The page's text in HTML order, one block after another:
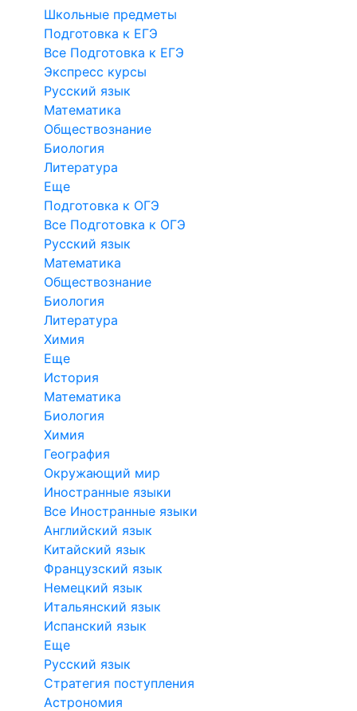
Школьные предметы
Подготовка к ЕГЭ
Все Подготовка к ЕГЭ
Экспресс курсы
Русский язык
Математика
Обществознание
Биология
Литература
Еще
Подготовка к ОГЭ
Все Подготовка к ОГЭ
Русский язык
Математика
Обществознание
Биология
Литература
Химия
Еще
История
Математика
Биология
Химия
География
Окружающий мир
Иностранные языки
Все Иностранные языки
Английский язык
Китайский язык
Французский язык
Немецкий язык
Итальянский язык
Испанский язык
Еще
Русский язык
Стратегия поступления
Астрономия